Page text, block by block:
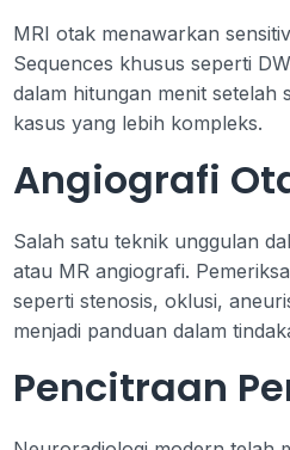
MRI otak menawarkan
Sequences khusus seperti
dalam hitungan menit
kasus yang lebih kompleks.
Angiografi
Salah satu teknik unggulan
atau MR angiografi.
seperti stenosis, oklusi,
menjadi panduan dalam
Pencitraan